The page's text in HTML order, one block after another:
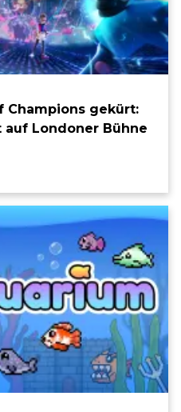
Champions gekürt:
Londoner Bühne